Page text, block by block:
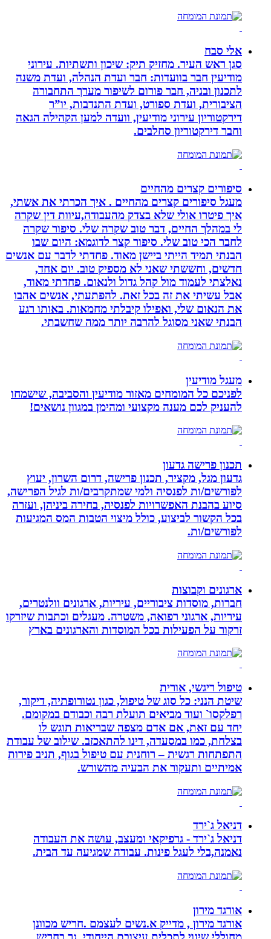
אלי סבח
סגן ראש העיר. מחזיק תיק: שיכון ותשתיות. עירוני
מודיעין חבר בוועדות: חבר ועדת הנהלה, ועדת משנה
לתכנון ובניה, חבר פורום לשיפור מערך התחבורה
הציבורית, ועדת ספורט, ועדת התנדבות, יו”ר
דירקטוריון עירוני מודיעין, וועדה למען הקהילה הגאה
וחבר דירקטוריון סחלבים.
סיפורים קצרים מהחיים
מעגל סיפורים קצרים מהחיים . איך הכרתי את אשתי,
איך פיטרו אולי שלא בצדק מהעבודה,עיוות דין שקרה
לי במהלך החיים, דבר טוב שקרה שלי. סיפור שקרה
לחבר הכי טוב שלי. סיפור קצר לדוגמא: היום שבו
הבנתי תמיד הייתי ביישן מאוד. פחדתי לדבר עם אנשים
חדשים, וחששתי שאני לא מספיק טוב. יום אחד,
נאלצתי לעמוד מול קהל גדול ולנאום. פחדתי מאוד,
אבל עשיתי את זה בכל זאת. להפתעתי, אנשים אהבו
את הנאום שלי, ואפילו קיבלתי מחמאות. באותו רגע
הבנתי שאני מסוגל להרבה יותר ממה שחשבתי.
מעגל מודיעין
לפניכם כל המומחים מאזור מודיעין והסביבה, שישמחו
להעניק לכם מענה מקצועי ומהימן במגוון נושאים!
תכנון פרישה גדעון
גדעון מגל, מקציר, תכנון פרישה, דרום השרון, יעוץ
לפורשים/ות לפנסיה ולמי שמתקרבים/ות לגיל הפרישה,
סיוע בהבנת האפשרויות לפנסיה, בחירה ביניהן, ועזרה
בכל הקשור לביצוע, כולל מיצוי הטבות המס המגיעות
לפורשים/ות.
ארגונים וקבוצות
חברות, מוסדות ציבוריים, עיריות, ארגונים וולנטרים,
עיריות, ארגוני רפואה, משטרה. מעגלים וכתבות שיזרקו
זרקור על הפעילות בכל המוסדות והארגונים בארץ
טיפול ריגשי, אורית
שיטת הנני: כל סוג של טיפול, כגון נטורופתיה, דיקור,
רפלקסו` ועוד מביאים תועלת רבה וכבודם במקומם.
יחד עם זאת, אם אדם מצפה שבריאות תוגש לו
בצלחת, כמו במסעדה, דינו להתאכזב. שילוב של עבודת
התפתחות רגשית – רוחנית עם טיפול בגוף, תניב פירות
אמיתיים ותעקור את הבעיה מהשורש.
דניאל ג`ירד
דניאל ג`ירד - גרפיקאי ומעצב, עושה את העבודה
נאמנה,בלי לעגל פינות. עבודה שמגיעה עד הבית.
אורגד מירון
אורגד מירון , מדייק א.נשים לעצמם .חריש מכוונן